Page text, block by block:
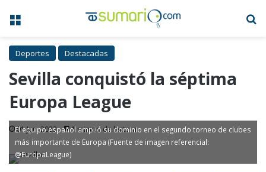
Menú
Deportes Destacadas
Sevilla conquistó la séptima
Europa League
01 Jun, 2023 1 minuto de lectura
El equipo español amplió su dominio en el segundo torneo de clubes
más importante de Europa (Fuente de imagen referencial:
@EuropaLeague)